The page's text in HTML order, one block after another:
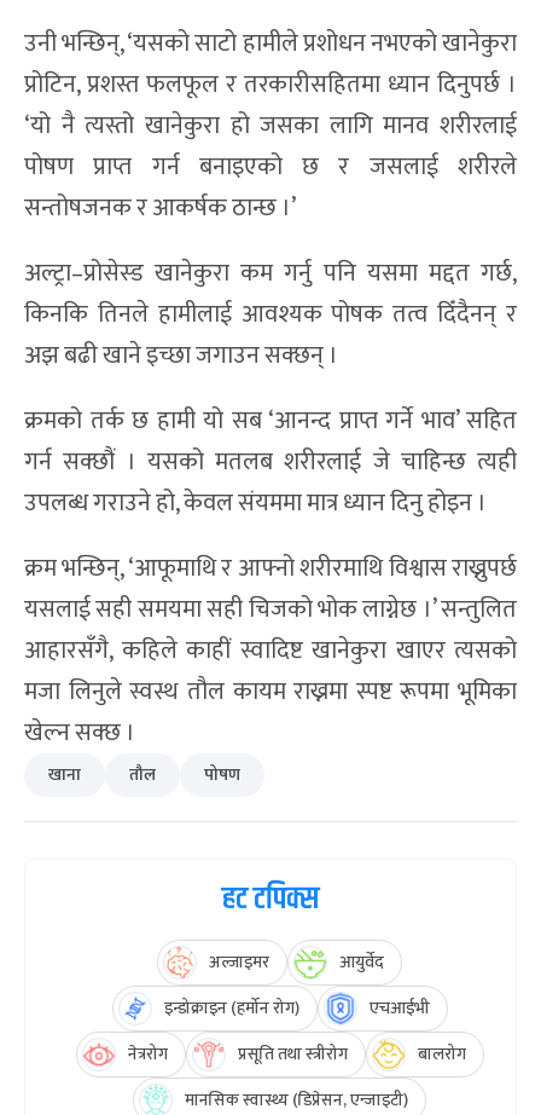
उनी भन्छिन्, ‘यसको साटो हामीले प्रशोधन नभएको खानेकुरा
प्रोटिन, प्रशस्त फलफूल र तरकारीसहितमा ध्यान दिनुपर्छ ।
‘यो नै त्यस्तो खानेकुरा हो जसका लागि मानव शरीरलाई
पोषण प्राप्त गर्न बनाइएको छ र जसलाई शरीरले
सन्तोषजनक र आकर्षक ठान्छ ।’
अल्ट्रा–प्रोसेस्ड खानेकुरा कम गर्नु पनि यसमा मद्दत गर्छ,
किनकि तिनले हामीलाई आवश्यक पोषक तत्व दिँदैनन् र
अझ बढी खाने इच्छा जगाउन सक्छन् ।
क्रमको तर्क छ हामी यो सब ‘आनन्द प्राप्त गर्ने भाव’ सहित
गर्न सक्छौं । यसको मतलब शरीरलाई जे चाहिन्छ त्यही
उपलब्ध गराउने हो, केवल संयममा मात्र ध्यान दिनु होइन ।
क्रम भन्छिन्, ‘आफूमाथि र आफ्नो शरीरमाथि विश्वास राख्नुपर्छ
यसलाई सही समयमा सही चिजको भोक लाग्नेछ ।’ सन्तुलित
आहारसँगै, कहिले काहीं स्वादिष्ट खानेकुरा खाएर त्यसको
मजा लिनुले स्वस्थ तौल कायम राख्नमा स्पष्ट रूपमा भूमिका
खेल्न सक्छ ।
खाना तौल पोषण
हट टपिक्स
अल्जाइमर
आयुर्वेद
इन्डोक्राइन (हर्मोन रोग)
एचआईभी
नेत्ररोग
प्रसूति तथा स्त्रीरोग
बालरोग
मानसिक स्वास्थ्य (डिप्रेसन, एन्जाइटी)